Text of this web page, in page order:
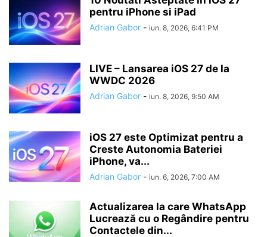
pentru iPhone si iPad
Adrian Gabor - iun. 8, 2026, 6:41 PM
LIVE – Lansarea iOS 27 de la
WWDC 2026
Adrian Gabor - iun. 8, 2026, 9:50 AM
iOS 27 este Optimizat pentru a
Creste Autonomia Bateriei
iPhone, va...
Adrian Gabor - iun. 6, 2026, 7:00 AM
Actualizarea la care WhatsApp
Lucrează cu o Regândire pentru
Contactele din...